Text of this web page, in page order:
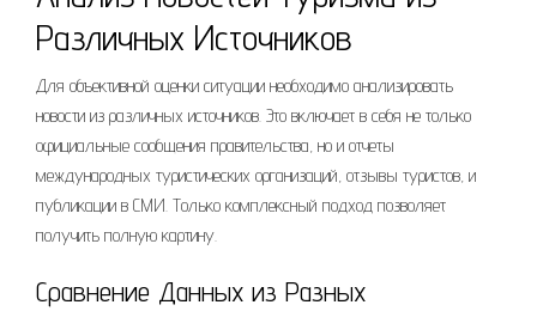
Различных Источников
Для объективной оценки ситуации необходимо анализировать
новости из различных источников. Это включает в себя не только
официальные сообщения правительства, но и отчеты
международных туристических организаций, отзывы туристов, и
публикации в СМИ. Только комплексный подход позволяет
получить полную картину.
Сравнение Данных из Разных